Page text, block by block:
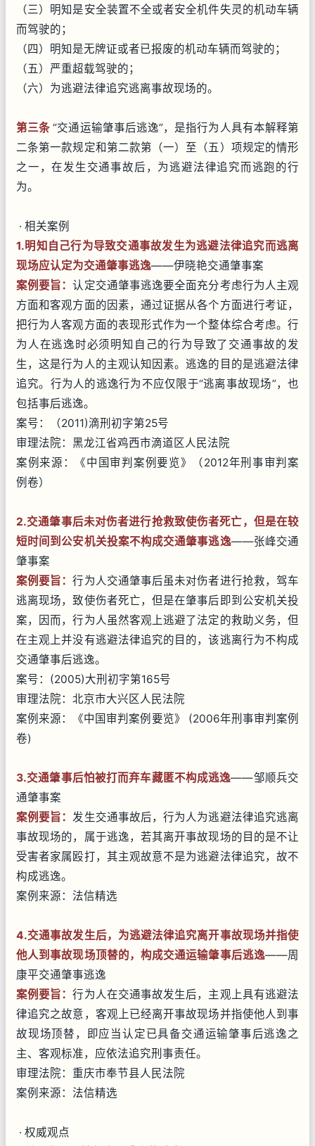
（三）明知是安全装置不全或者安全机件失灵的机动车辆
而驾驶的；
（四）明知是无牌证或者已报废的机动车辆而驾驶的；
（五）严重超载驾驶的；
（六）为逃避法律追究逃离事故现场的。
第三条“交通运输肇事后逃逸”，是指行为人具有本解释第
二条第一款规定和第二款第（一）至（五）项规定的情形
之一，在发生交通事故后，为逃避法律追究而逃跑的行
为。
· 相关案例
1.明知自己行为导致交通事故发生为逃避法律追究而逃离
现场应认定为交通肇事逃逸——伊晓艳交通肇事案
案例要旨：认定交通肇事逃逸要全面充分考虑行为人主观
方面和客观方面的因素，通过证据从各个方面进行考证，
把行为人客观方面的表现形式作为一个整体综合考虑。行
为人在逃逸时必须明知自己的行为导致了交通事故的发
生，这是行为人的主观认知因素。逃逸的目的是逃避法律
追究。行为人的逃逸行为不应仅限于“逃离事故现场”，也
包括事后逃逸。
案号：（2011)滴刑初字第25号
审理法院：黑龙江省鸡西市滴道区人民法院
案例来源：《中国审判案例要览》（2012年刑事审判案
例卷）
2.交通肇事后未对伤者进行抢救致使伤者死亡，但是在较
短时间到公安机关投案不构成交通肇事逃逸——张峰交通
肇事案
案例要旨：行为人交通肇事后虽未对伤者进行抢救，驾车
逃离现场，致使伤者死亡，但是在肇事后即到公安机关投
案，因而，行为人虽然客观上逃避了法定的救助义务，但
在主观上并没有逃避法律追究的目的，该逃离行为不构成
交通肇事后逃逸。
案号：(2005)大刑初字第165号
审理法院：北京市大兴区人民法院
案例来源：《中国审判案例要览》 (2006年刑事审判案例
卷)
3.交通肇事后怕被打而弃车藏匿不构成逃逸——邹顺兵交
通肇事案
案例要旨：发生交通事故后，行为人为逃避法律追究逃离
事故现场的，属于逃逸，若其离开事故现场的目的是不让
受害者家属殴打，其主观故意不是为逃避法律追究，故不
构成逃逸。
案例来源：法信精选
4.交通事故发生后，为逃避法律追究离开事故现场并指使
他人到事故现场顶替的，构成交通运输肇事后逃逸——周
康平交通肇事逃逸
案例要旨：行为人在交通事故发生后，主观上具有逃避法
律追究之故意，客观上已经离开事故现场并指使他人到事
故现场顶替，即应当认定已具备交通运输肇事后逃逸之
主、客观标准，应依法追究刑事责任。
审理法院：重庆市奉节县人民法院
案例来源：法信精选
· 权威观点